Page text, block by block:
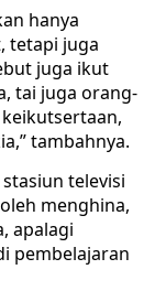
hanya
tetapi juga
juga ikut
tai juga orang-
tambahnya.
televisi
menghina,
apalagi
pembelajaran